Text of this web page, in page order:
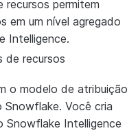
permitem
em um nível agregado
Intelligence.
de recursos
o modelo de atribuição
Você cria
Snowflake Intelligence